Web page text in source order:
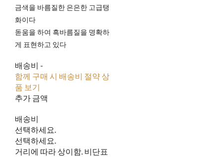
금색을 바름질한 은은한 고급탱
화이다
돋움을 하여 흑바름질을 명확하
게 표현하고 있다
배송비 -
함께 구매 시 배송비 절약 상
품 보기
추가 금액
배송비
선택하세요.
선택하세요.
거리에 따라 상이함. 비단표